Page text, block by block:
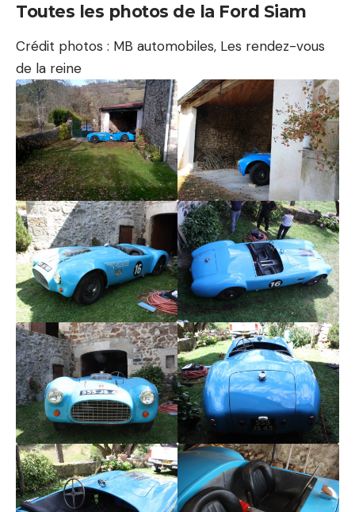
Toutes les photos de la Ford Siam
Crédit photos : MB automobiles, Les rendez-vous
de la reine